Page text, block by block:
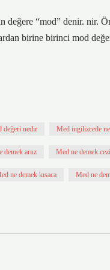
değere “mod” denir. nir.
birine birinci mod
değeri nedir Med ingilizcede
demek aruz Med ne demek
ne demek kısaca Med ne